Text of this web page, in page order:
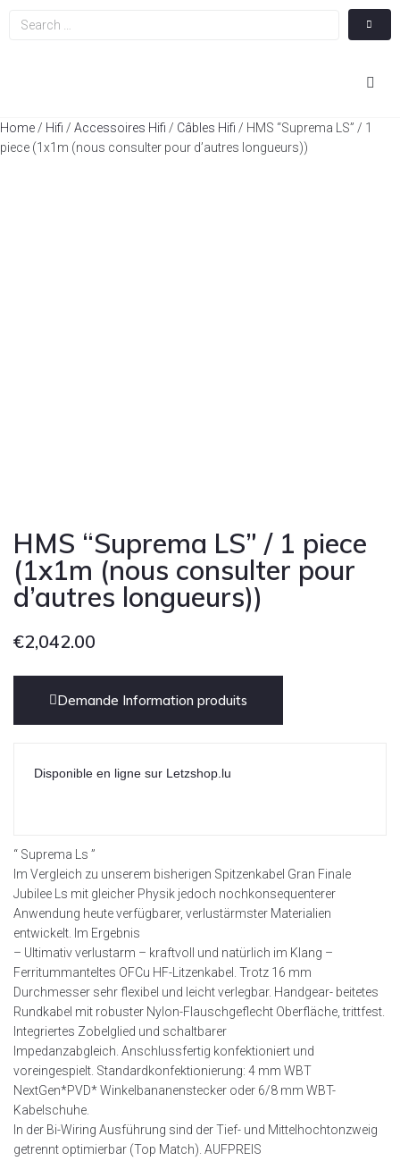
Home / Hifi / Accessoires Hifi / Câbles Hifi / HMS “Suprema LS” / 1
piece (1x1m (nous consulter pour d’autres longueurs))
HMS “Suprema LS” / 1 piece
(1x1m (nous consulter pour
d’autres longueurs))
€2,042.00
Demande Information produits
Disponible en ligne sur Letzshop.lu
“ Suprema Ls ”
Im Vergleich zu unserem bisherigen Spitzenkabel Gran Finale
Jubilee Ls mit gleicher Physik jedoch nochkonsequenterer
Anwendung heute verfügbarer, verlustärmster Materialien
entwickelt. Im Ergebnis
– Ultimativ verlustarm – kraftvoll und natürlich im Klang –
Ferritummanteltes OFCu HF-Litzenkabel. Trotz 16 mm
Durchmesser sehr flexibel und leicht verlegbar. Handgear- beitetes
Rundkabel mit robuster Nylon-Flauschgeflecht Oberfläche, trittfest.
Integriertes Zobelglied und schaltbarer
Impedanzabgleich. Anschlussfertig konfektioniert und
voreingespielt. Standardkonfektionierung: 4 mm WBT
NextGen*PVD* Winkelbananenstecker oder 6/8 mm WBT-
Kabelschuhe.
In der Bi-Wiring Ausführung sind der Tief- und Mittelhochtonzweig
getrennt optimierbar (Top Match). AUFPREIS